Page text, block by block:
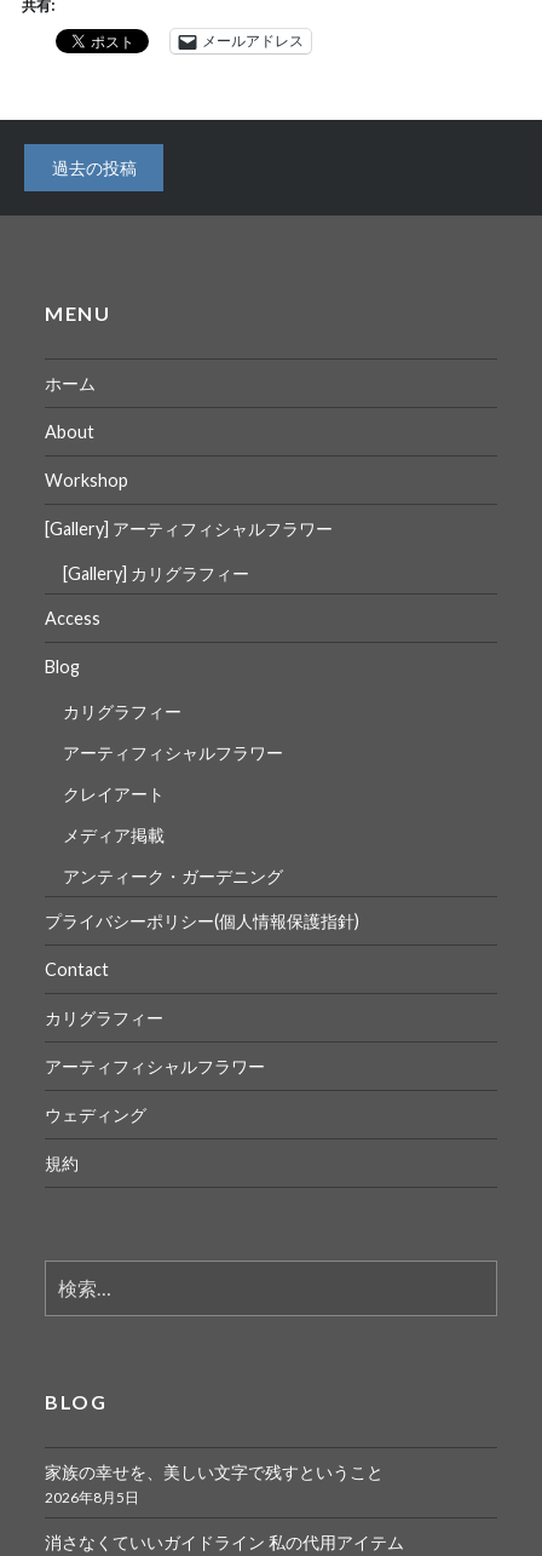
共有:
メールアドレス
投
稿
ゲ
ー
シ
ョ
ン
過去の投稿
MENU
ホーム
About
Workshop
[Gallery] アーティフィシャルフラワー
[Gallery] カリグラフィー
Access
Blog
カリグラフィー
アーティフィシャルフラワー
クレイアート
メディア掲載
アンティーク・ガーデニング
プライバシーポリシー(個人情報保護指針)
Contact
カリグラフィー
アーティフィシャルフラワー
ウェディング
規約
索:
BLOG
家族の幸せを、美しい文字で残すということ
2026年8月5日
消さなくていいガイドライン 私の代用アイテム